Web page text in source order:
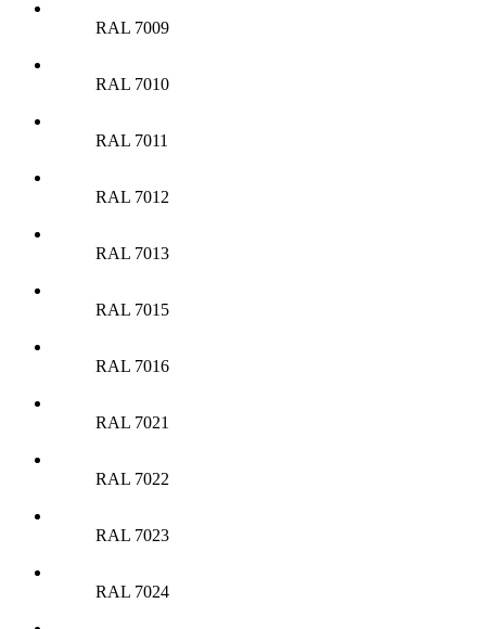
RAL 7009
RAL 7010
RAL 7011
RAL 7012
RAL 7013
RAL 7015
RAL 7016
RAL 7021
RAL 7022
RAL 7023
RAL 7024